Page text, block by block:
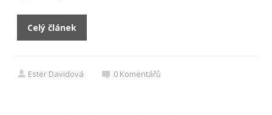
Celý článek
Ester Davidová 0 Komentářů